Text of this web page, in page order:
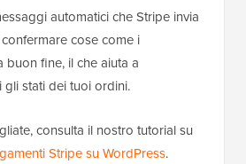
automatici che Stripe invia
cose come i
buon fine, il che aiuta a
gli stati dei tuoi ordini.
consulta il nostro tutorial su
Stripe su WordPress.